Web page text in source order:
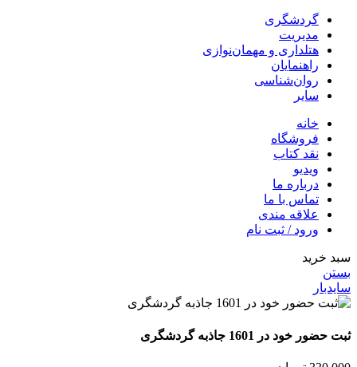
گردشگری
مدیریت
هتلداری و مهمان‌نوازی
راهنمایان
روان‌شناسی
سایر
خانه
فروشگاه
نقد کتاب
ویدیو
درباره‌ ما
تماس با ما
علاقه مندی
ورود / ثبت نام
سبد خرید
بستن
سایدبار
ثبت حضور خود در 1601 جاذبه گردشگری